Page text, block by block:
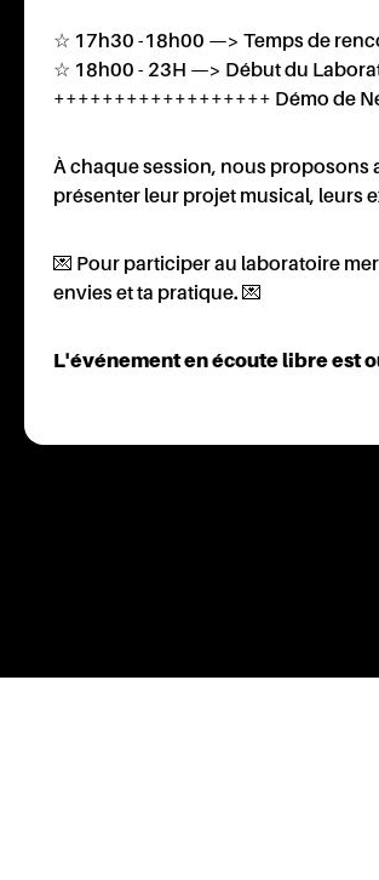
☆ 17h30 -18h00 —> Temps de
☆ 18h00 - 23H —> Début du
++++++++++++++++++ Démo de
À chaque session, nous proposons
présenter leur projet musical, leurs
💌 Pour participer au laboratoire
envies et ta pratique. 💌
L'événement en écoute libre est